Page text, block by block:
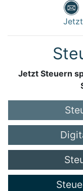
Jetzt Steuern